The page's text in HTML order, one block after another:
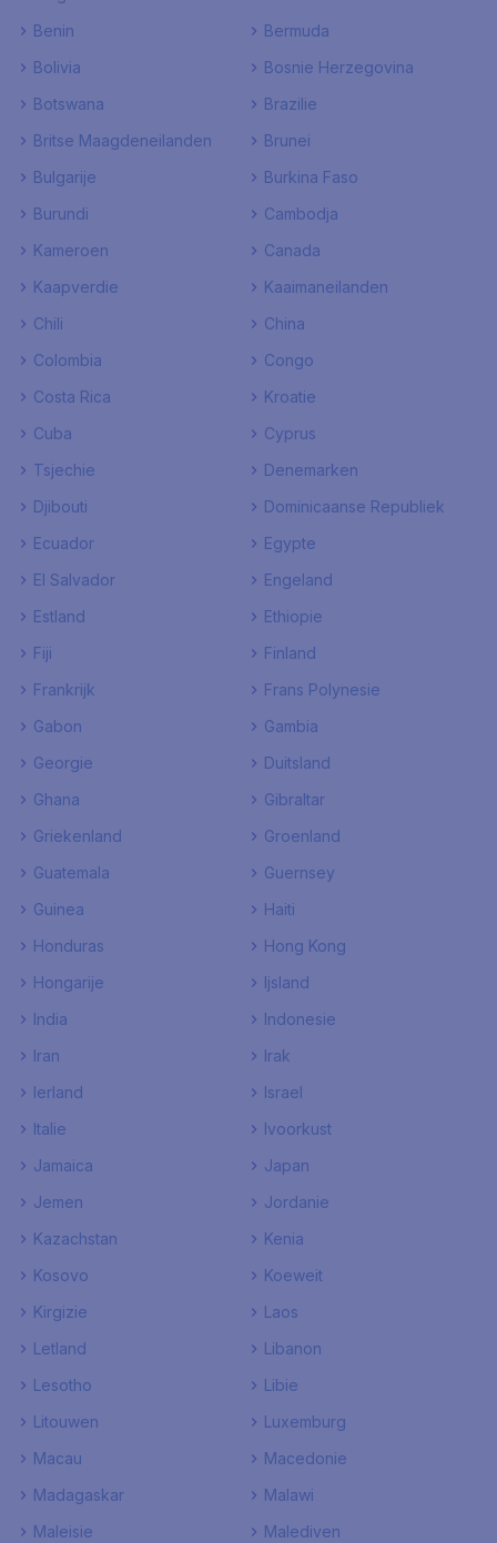
Benin
Bermuda
Bolivia
Bosnie Herzegovina
Botswana
Brazilie
Britse Maagdeneilanden
Brunei
Bulgarije
Burkina Faso
Burundi
Cambodja
Kameroen
Canada
Kaapverdie
Kaaimaneilanden
Chili
China
Colombia
Congo
Costa Rica
Kroatie
Cuba
Cyprus
Tsjechie
Denemarken
Djibouti
Dominicaanse Republiek
Ecuador
Egypte
El Salvador
Engeland
Estland
Ethiopie
Fiji
Finland
Frankrijk
Frans Polynesie
Gabon
Gambia
Georgie
Duitsland
Ghana
Gibraltar
Griekenland
Groenland
Guatemala
Guernsey
Guinea
Haiti
Honduras
Hong Kong
Hongarije
Ijsland
India
Indonesie
Iran
Irak
Ierland
Israel
Italie
Ivoorkust
Jamaica
Japan
Jemen
Jordanie
Kazachstan
Kenia
Kosovo
Koeweit
Kirgizie
Laos
Letland
Libanon
Lesotho
Libie
Litouwen
Luxemburg
Macau
Macedonie
Madagaskar
Malawi
Maleisie
Malediven